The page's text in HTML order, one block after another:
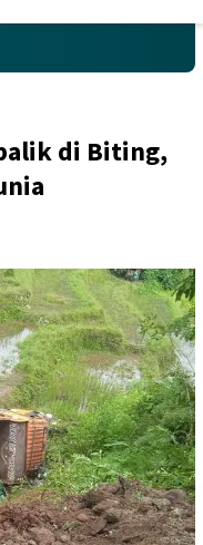
di Biting,